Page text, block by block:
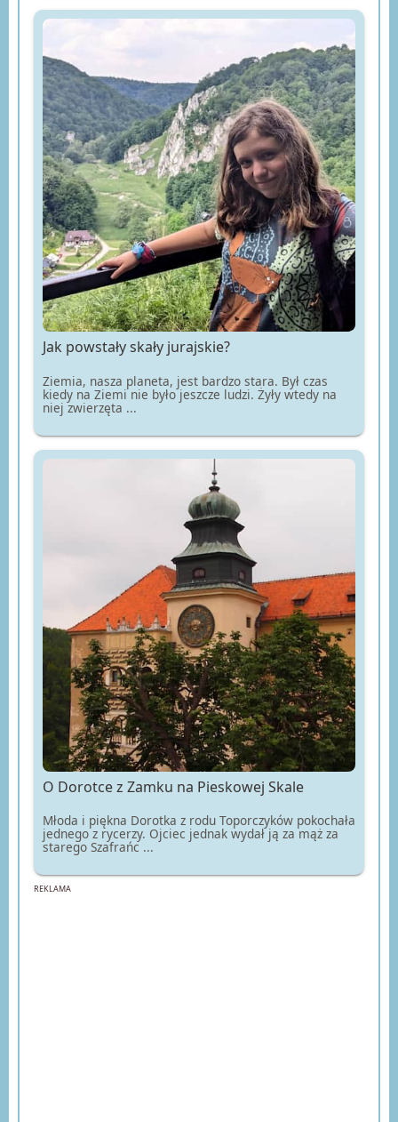
Jak powstały skały jurajskie?
Ziemia, nasza planeta, jest bardzo stara. Był czas
kiedy na Ziemi nie było jeszcze ludzi. Żyły wtedy na
niej zwierzęta ...
O Dorotce z Zamku na Pieskowej Skale
Młoda i piękna Dorotka z rodu Toporczyków pokochała
jednego z rycerzy. Ojciec jednak wydał ją za mąż za
starego Szafrańc ...
REKLAMA